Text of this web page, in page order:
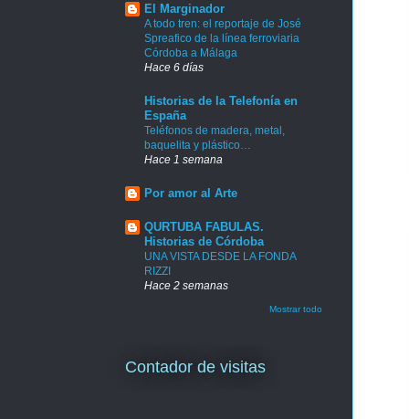
El Marginador
A todo tren: el reportaje de José
Spreafico de la línea ferroviaria
Córdoba a Málaga
Hace 6 días
Historias de la Telefonía en
España
Teléfonos de madera, metal,
baquelita y plástico…
Hace 1 semana
Por amor al Arte
QURTUBA FABULAS.
Historias de Córdoba
UNA VISTA DESDE LA FONDA
RIZZI
Hace 2 semanas
Mostrar todo
Contador de visitas